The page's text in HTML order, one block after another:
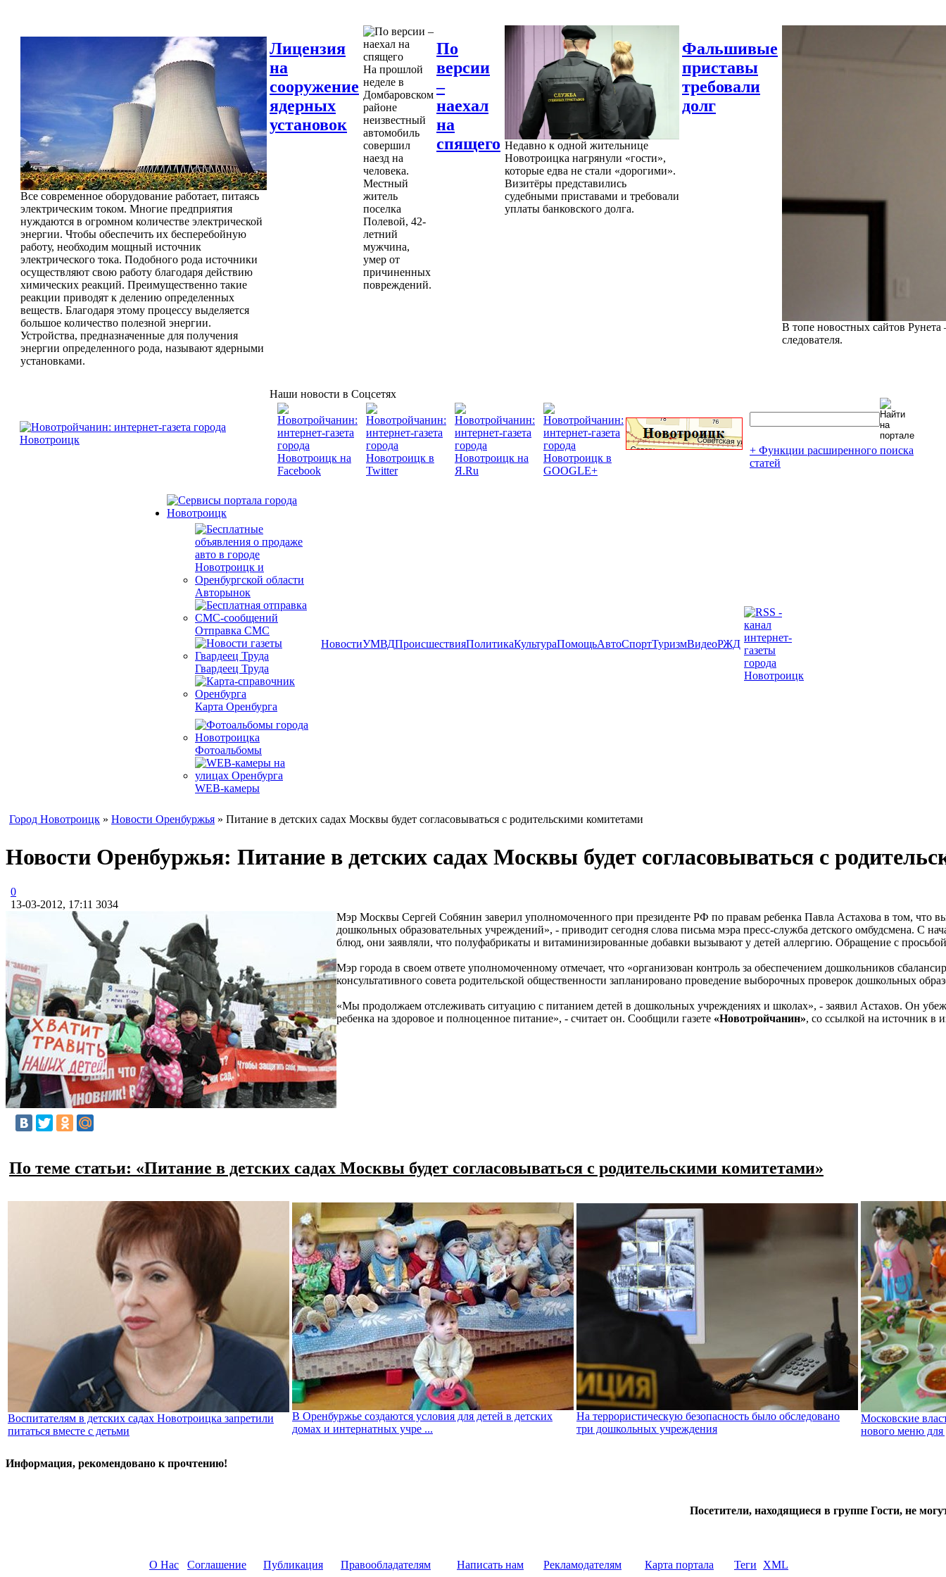
Все современное оборудование работает, питаясь
электрическим током. Многие предприятия
нуждаются в огромном количестве электрической
энергии. Чтобы обеспечить их бесперебойную
работу, необходим мощный источник
электрического тока. Подобного рода источники
осуществляют свою работу благодаря действию
химических реакций. Преимущественно такие
реакции приводят к делению определенных
веществ. Благодаря этому процессу выделяется
большое количество полезной энергии.
Устройства, предназначенные для получения
энергии определенного рода, называют ядерными
установками.
Лицензия
на
сооружение
ядерных
установок
На прошлой
неделе в
Домбаровском
районе
неизвестный
автомобиль
совершил
наезд на
человека.
Местный
житель
поселка
Полевой, 42-
летний
мужчина,
умер от
причиненных
повреждений.
По
версии
–
наехал
на
спящего Недавно к одной жительнице
Новотроицка нагрянули «гости»,
которые едва не стали «дорогими».
Визитёры представились
судебными приставами и требовали
уплаты банковского долга.
Фальшивые
приставы
требовали
долг
В топе новостных сайтов Рунета
следователя.
Наши новости в Соцсетях
+ Функции расширенного поиска
статей
Авторынок
Отправка СМС
Гвардеец Труда
Карта Оренбурга
Фотоальбомы
WEB-камеры
НовостиУМВДПроисшествияПолитикаКультураПомощьАвтоСпортТуризмВидеоРЖД
Город Новотроицк » Новости Оренбуржья » Питание в детских садах Москвы будет согласовываться с родительскими комитетами
Новости Оренбуржья: Питание в детских садах Москвы будет согласовываться с
0
13-03-2012, 17:11 3034
Мэр Москвы Сергей Собянин заверил уполномоченного при президенте РФ по правам ребенка Павла Астахова в том, что
дошкольных образовательных учреждений», - приводит сегодня слова письма мэра пресс-служба детского омбудсмена. С
блюд, они заявляли, что полуфабрикаты и витаминизированные добавки вызывают у детей аллергию. Обращение с
Мэр города в своем ответе уполномоченному отмечает, что «организован контроль за обеспечением дошкольников
консультативного совета родительской общественности запланировано проведение выборочных проверок дошкольных
«Мы продолжаем отслеживать ситуацию с питанием детей в дошкольных учреждениях и школах», - заявил Астахов. Он
ребенка на здоровое и полноценное питание», - считает он. Сообщили газете «Новотройчанин», со ссылкой на источник в
По теме статьи: «Питание в детских садах Москвы будет согласовываться с родительскими комитетами»
Воспитателям в детских садах Новотроицка запретили
питаться вместе с детьми
В Оренбуржье создаются условия для детей в детских
домах и интернатных учре ...
На террористическую безопасность было обследовано
три дошкольных учреждения
Московские
нового меню для
Информация, рекомендовано к прочтению!
Посетители, находящиеся в группе Гости, не
О Нас Соглашение Публикация Правообладателям Написать нам Рекламодателям Карта портала Теги XML